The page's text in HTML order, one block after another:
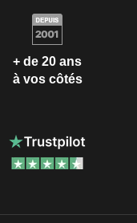
+ de 20 ans
à vos côtés